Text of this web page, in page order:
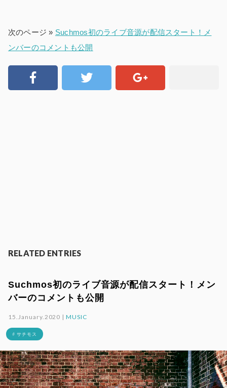
次のページ » Suchmos初のライブ音源が配信スタート！メ
ンバーのコメントも公開
RELATED ENTRIES
Suchmos初のライブ音源が配信スタート！メン
バーのコメントも公開
15.January.2020 |MUSIC
# サチモス